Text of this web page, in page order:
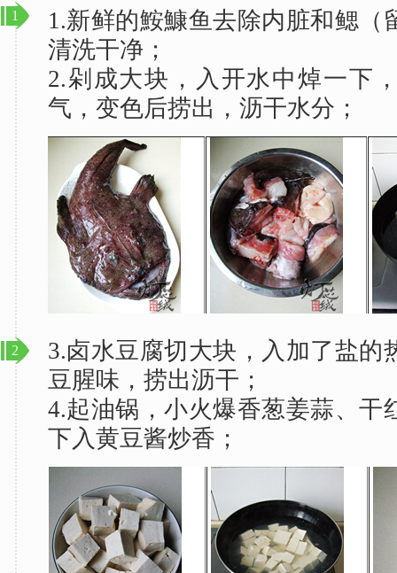
1
1.新鲜的鮟鱇鱼去除内脏和鳃（
清洗干净；
2.剁成大块，入开水中焯一下
气，变色后捞出，沥干水分；
2
3.卤水豆腐切大块，入加了盐的
豆腥味，捞出沥干；
4.起油锅，小火爆香葱姜蒜、干
下入黄豆酱炒香；